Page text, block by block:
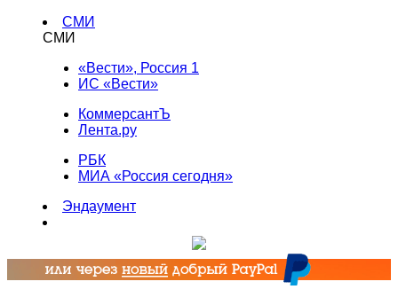
СМИ
СМИ
«Вести», Россия 1
ИС «Вести»
КоммерсантЪ
Лента.ру
РБК
МИА «Россия сегодня»
Эндаумент